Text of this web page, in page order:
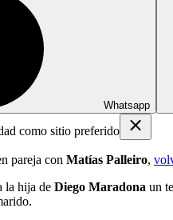
Whatsapp
como sitio preferido
pareja con Matías Palleiro,
la hija de Diego Maradona un